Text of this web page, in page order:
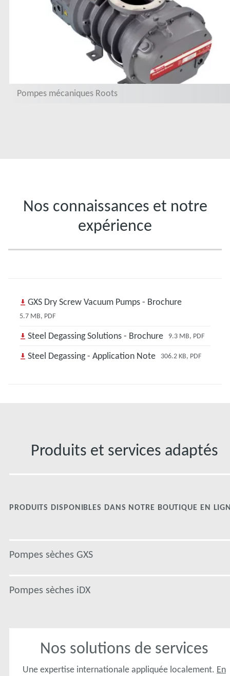
Pompes mécaniques Roots
Nos connaissances et notre
expérience
GXS Dry Screw Vacuum Pumps - Brochure
5.7 MB, PDF
Steel Degassing Solutions - Brochure 9.3 MB, PDF
Steel Degassing - Application Note 306.2 KB, PDF
Produits et services adaptés
PRODUITS DISPONIBLES DANS NOTRE BOUTIQUE EN
Pompes sèches GXS
Pompes sèches iDX
Nos solutions de services
Une expertise internationale appliquée localement. En